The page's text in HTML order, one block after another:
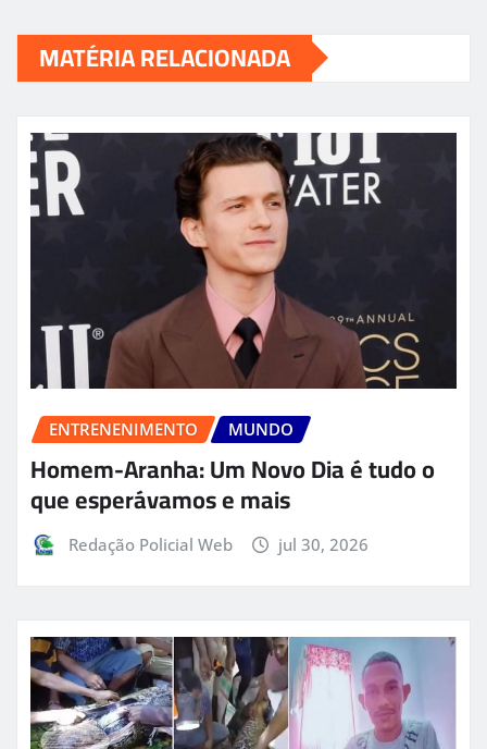
MATÉRIA RELACIONADA
ENTRENENIMENTO MUNDO
Homem-Aranha: Um Novo Dia é tudo o
que esperávamos e mais
Redação Policial Web jul 30, 2026